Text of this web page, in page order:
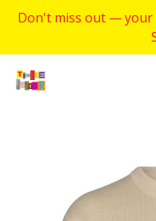
Don't miss out — your